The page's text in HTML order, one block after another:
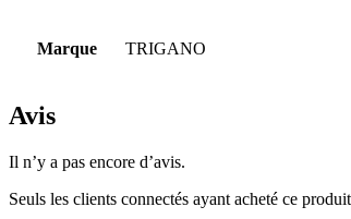
Marque TRIGANO
Avis
Il n’y a pas encore d’avis.
Seuls les clients connectés ayant acheté ce